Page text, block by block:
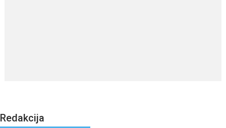
Redakcija